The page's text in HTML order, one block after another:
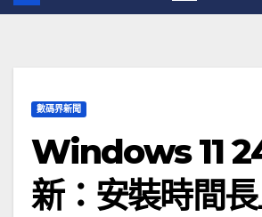
數碼界新聞
Windows 11
新：安裝時間